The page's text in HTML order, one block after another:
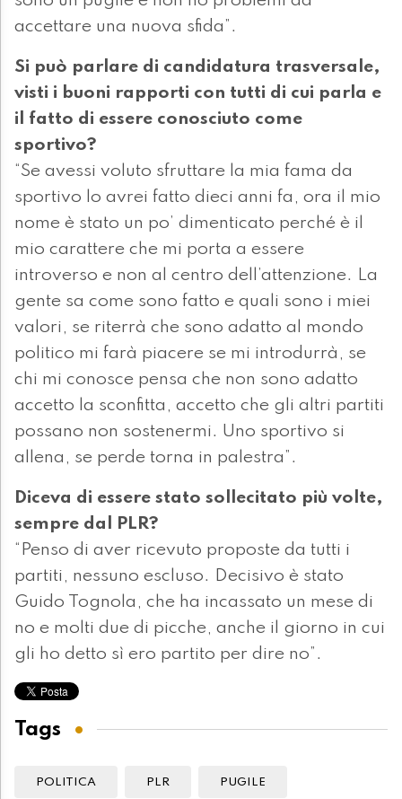
accettare una nuova sfida”.
Si può parlare di candidatura trasversale,
visti i buoni rapporti con tutti di cui parla e
il fatto di essere conosciuto come
sportivo?
“Se avessi voluto sfruttare la mia fama da
sportivo lo avrei fatto dieci anni fa, ora il mio
nome è stato un po’ dimenticato perché è il
mio carattere che mi porta a essere
introverso e non al centro dell’attenzione. La
gente sa come sono fatto e quali sono i miei
valori, se riterrà che sono adatto al mondo
politico mi farà piacere se mi introdurrà, se
chi mi conosce pensa che non sono adatto
accetto la sconfitta, accetto che gli altri partiti
possano non sostenermi. Uno sportivo si
allena, se perde torna in palestra”.
Diceva di essere stato sollecitato più volte,
sempre dal PLR?
“Penso di aver ricevuto proposte da tutti i
partiti, nessuno escluso. Decisivo è stato
Guido Tognola, che ha incassato un mese di
no e molti due di picche, anche il giorno in cui
gli ho detto sì ero partito per dire no”.
Tags
POLITICA PLR PUGILE